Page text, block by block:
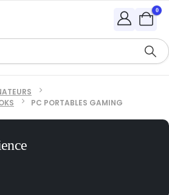
0
PC PORTABLES GAMING